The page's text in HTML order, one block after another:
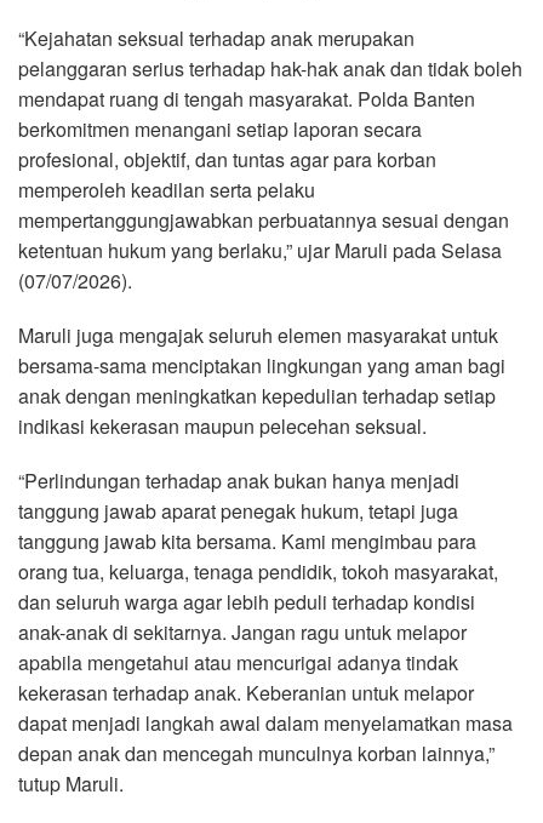
“Kejahatan seksual terhadap anak merupakan
pelanggaran serius terhadap hak-hak anak dan tidak boleh
mendapat ruang di tengah masyarakat. Polda Banten
berkomitmen menangani setiap laporan secara
profesional, objektif, dan tuntas agar para korban
memperoleh keadilan serta pelaku
mempertanggungjawabkan perbuatannya sesuai dengan
ketentuan hukum yang berlaku,” ujar Maruli pada Selasa
(07/07/2026).
Maruli juga mengajak seluruh elemen masyarakat untuk
bersama-sama menciptakan lingkungan yang aman bagi
anak dengan meningkatkan kepedulian terhadap setiap
indikasi kekerasan maupun pelecehan seksual.
“Perlindungan terhadap anak bukan hanya menjadi
tanggung jawab aparat penegak hukum, tetapi juga
tanggung jawab kita bersama. Kami mengimbau para
orang tua, keluarga, tenaga pendidik, tokoh masyarakat,
dan seluruh warga agar lebih peduli terhadap kondisi
anak-anak di sekitarnya. Jangan ragu untuk melapor
apabila mengetahui atau mencurigai adanya tindak
kekerasan terhadap anak. Keberanian untuk melapor
dapat menjadi langkah awal dalam menyelamatkan masa
depan anak dan mencegah munculnya korban lainnya,”
tutup Maruli.